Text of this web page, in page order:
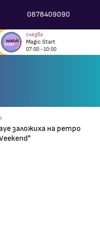
0878409090
следва
Magic Start
07:00 - 10:00
заложиха на ретро